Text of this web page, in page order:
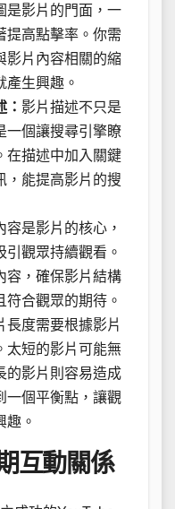
是影片的門面，一
提高點擊率。你需
影片內容相關的縮
產生興趣。
影片描述不只是
一個讓搜尋引擎瞭
在描述中加入關鍵
，能提高影片的搜
容是影片的核心，
觀眾持續觀看。
容，確保影片結構
合觀眾的期待。
長度需要根據影片
太短的影片可能無
的影片則容易造成
一個平衡點，讓觀
趣。
互動關係